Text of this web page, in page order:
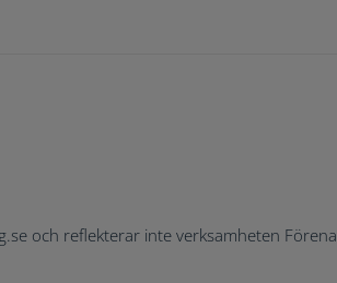
och reflekterar inte verksamheten